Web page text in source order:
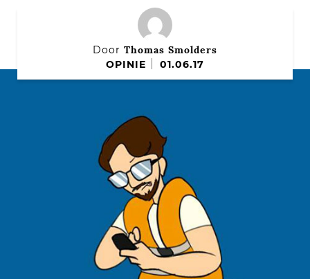
Door Thomas Smolders
OPINIE 01.06.17